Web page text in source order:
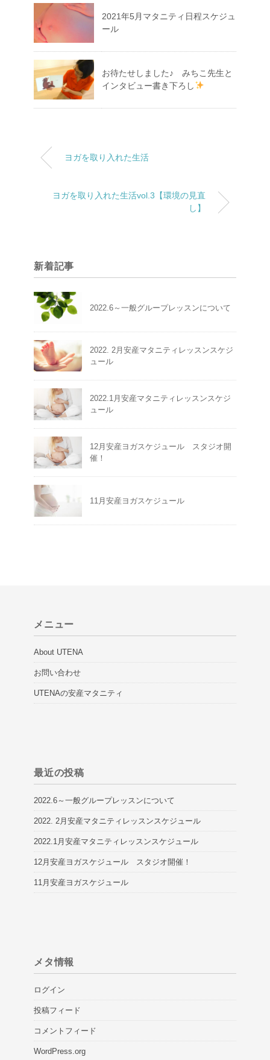
2021年5月マタニティ日程スケジュ
ール
お待たせしました♪ みちこ先生と
インタビュー書き下ろし
ヨガを取り入れた生活
ヨガを取り入れた生活vol.3【環境の見直
し】
新着記事
2022.6～一般グループレッスンについて
2022. 2月安産マタニティレッスンスケジ
ュール
2022.1月安産マタニティレッスンスケジ
ュール
12月安産ヨガスケジュール スタジオ開
催！
11月安産ヨガスケジュール
メニュー
About UTENA
お問い合わせ
UTENAの安産マタニティ
最近の投稿
2022.6～一般グループレッスンについて
2022. 2月安産マタニティレッスンスケジュール
2022.1月安産マタニティレッスンスケジュール
12月安産ヨガスケジュール スタジオ開催！
11月安産ヨガスケジュール
メタ情報
ログイン
投稿フィード
コメントフィード
WordPress.org